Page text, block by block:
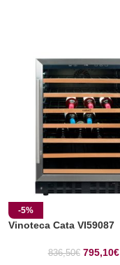
-5%
Vinoteca Cata VI59087
836,50€ 795,10€